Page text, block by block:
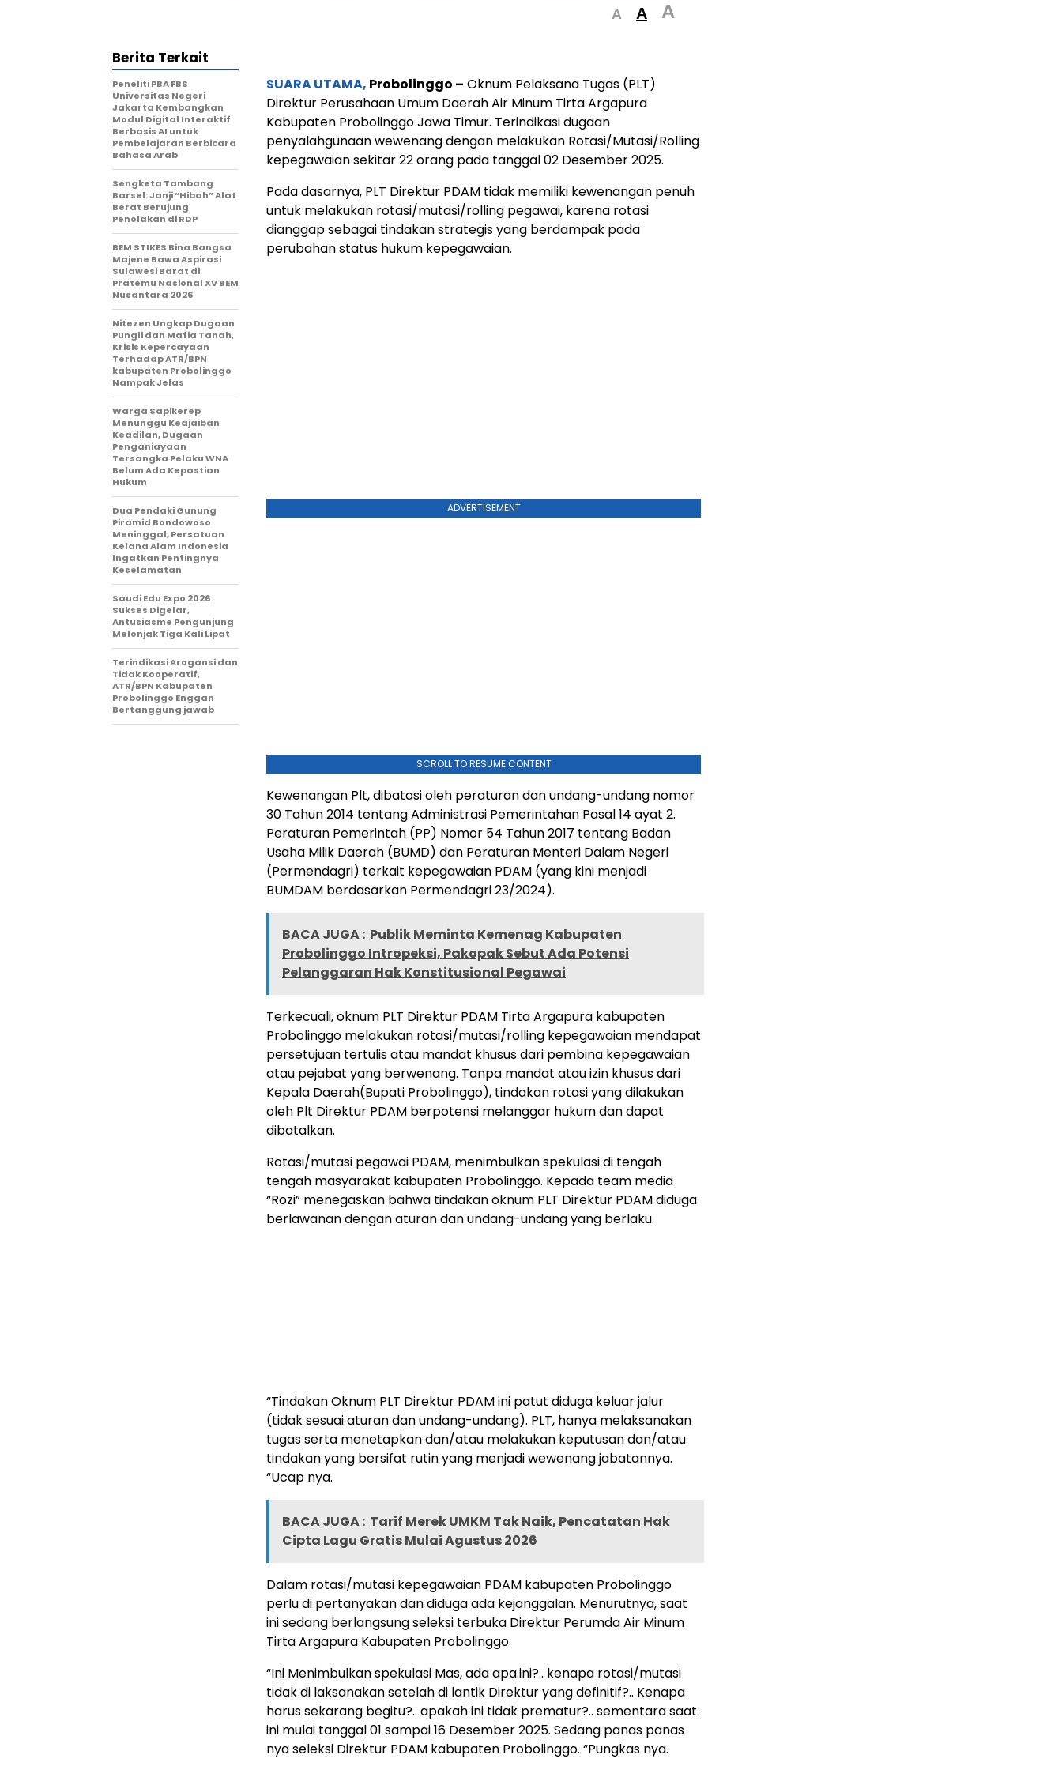
A A A
SUARA UTAMA, Probolinggo – Oknum Pelaksana Tugas (PLT)
Direktur Perusahaan Umum Daerah Air Minum Tirta Argapura
Kabupaten Probolinggo Jawa Timur. Terindikasi dugaan
penyalahgunaan wewenang dengan melakukan Rotasi/Mutasi/Rolling
kepegawaian sekitar 22 orang pada tanggal 02 Desember 2025.
Pada dasarnya, PLT Direktur PDAM tidak memiliki kewenangan penuh
untuk melakukan rotasi/mutasi/rolling pegawai, karena rotasi
dianggap sebagai tindakan strategis yang berdampak pada
perubahan status hukum kepegawaian.
ADVERTISEMENT
SCROLL TO RESUME CONTENT
Kewenangan Plt, dibatasi oleh peraturan dan undang-undang nomor
30 Tahun 2014 tentang Administrasi Pemerintahan Pasal 14 ayat 2.
Peraturan Pemerintah (PP) Nomor 54 Tahun 2017 tentang Badan
Usaha Milik Daerah (BUMD) dan Peraturan Menteri Dalam Negeri
(Permendagri) terkait kepegawaian PDAM (yang kini menjadi
BUMDAM berdasarkan Permendagri 23/2024).
BACA JUGA : Publik Meminta Kemenag Kabupaten
Probolinggo Intropeksi, Pakopak Sebut Ada Potensi
Pelanggaran Hak Konstitusional Pegawai
Terkecuali, oknum PLT Direktur PDAM Tirta Argapura kabupaten
Probolinggo melakukan rotasi/mutasi/rolling kepegawaian mendapat
persetujuan tertulis atau mandat khusus dari pembina kepegawaian
atau pejabat yang berwenang. Tanpa mandat atau izin khusus dari
Kepala Daerah(Bupati Probolinggo), tindakan rotasi yang dilakukan
oleh Plt Direktur PDAM berpotensi melanggar hukum dan dapat
dibatalkan.
Rotasi/mutasi pegawai PDAM, menimbulkan spekulasi di tengah
tengah masyarakat kabupaten Probolinggo. Kepada team media
“Rozi” menegaskan bahwa tindakan oknum PLT Direktur PDAM diduga
berlawanan dengan aturan dan undang-undang yang berlaku.
“Tindakan Oknum PLT Direktur PDAM ini patut diduga keluar jalur
(tidak sesuai aturan dan undang-undang). PLT, hanya melaksanakan
tugas serta menetapkan dan/atau melakukan keputusan dan/atau
tindakan yang bersifat rutin yang menjadi wewenang jabatannya.
“Ucap nya.
BACA JUGA : Tarif Merek UMKM Tak Naik, Pencatatan Hak
Cipta Lagu Gratis Mulai Agustus 2026
Dalam rotasi/mutasi kepegawaian PDAM kabupaten Probolinggo
perlu di pertanyakan dan diduga ada kejanggalan. Menurutnya, saat
ini sedang berlangsung seleksi terbuka Direktur Perumda Air Minum
Tirta Argapura Kabupaten Probolinggo.
“Ini Menimbulkan spekulasi Mas, ada apa.ini?.. kenapa rotasi/mutasi
tidak di laksanakan setelah di lantik Direktur yang definitif?.. Kenapa
harus sekarang begitu?.. apakah ini tidak prematur?.. sementara saat
ini mulai tanggal 01 sampai 16 Desember 2025. Sedang panas panas
nya seleksi Direktur PDAM kabupaten Probolinggo. “Pungkas nya.
Berita Terkait
Peneliti PBA FBS
Universitas Negeri
Jakarta Kembangkan
Modul Digital Interaktif
Berbasis AI untuk
Pembelajaran Berbicara
Bahasa Arab
Sengketa Tambang
Barsel: Janji “Hibah” Alat
Berat Berujung
Penolakan di RDP
BEM STIKES Bina Bangsa
Majene Bawa Aspirasi
Sulawesi Barat di
Pratemu Nasional XV BEM
Nusantara 2026
Nitezen Ungkap Dugaan
Pungli dan Mafia Tanah,
Krisis Kepercayaan
Terhadap ATR/BPN
kabupaten Probolinggo
Nampak Jelas
Warga Sapikerep
Menunggu Keajaiban
Keadilan, Dugaan
Penganiayaan
Tersangka Pelaku WNA
Belum Ada Kepastian
Hukum
Dua Pendaki Gunung
Piramid Bondowoso
Meninggal, Persatuan
Kelana Alam Indonesia
Ingatkan Pentingnya
Keselamatan
Saudi Edu Expo 2026
Sukses Digelar,
Antusiasme Pengunjung
Melonjak Tiga Kali Lipat
Terindikasi Arogansi dan
Tidak Kooperatif,
ATR/BPN Kabupaten
Probolinggo Enggan
Bertanggung jawab